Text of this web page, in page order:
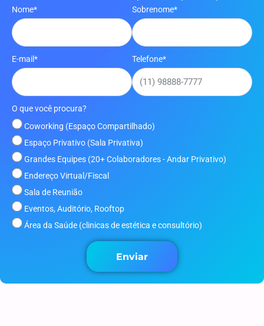
Nome* Sobrenome*
E-mail* Telefone*
O que você procura?
Coworking (Espaço Compartilhado)
Espaço Privativo (Sala Privativa)
Grandes Equipes (20+ Colaboradores - Andar Privativo)
Endereço Virtual/Fiscal
Sala de Reunião
Eventos, Auditório, Rooftop
Área da Saúde (clinicas de estética e consultório)
Enviar